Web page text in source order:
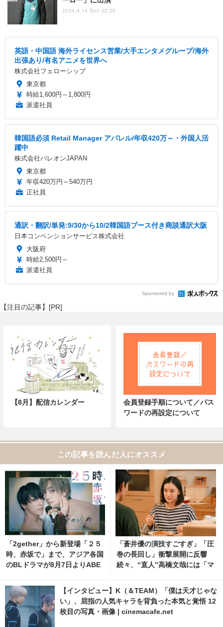
2024.4.14 Sun 22:20
英語・中国語 海外ライセンス営業/大手エンタメグループ/海外
出張あり/有名アニメを世界へ
株式会社フェローシップ
東京都
時給1,600円～1,800円
派遣社員
韓国語必須 Retail Manager アパレル/年収420万～・外国人活
躍中
株式会社バレオンJAPAN
東京都
年収420万円～540万円
正社員
通訳・翻訳/単発:9/30から10/2韓国語ブース付き商談通訳大阪
日本コンベンションサービス株式会社
大阪府
時給2,500円～
派遣社員
Sponsored by
【注目の記事】[PR]
【8月】配信カレンダー
会員登録手順について／パス
ワードの再設定について
この記事を読んだ人にオススメ
「2gether」から新登場「２５
時、赤坂で」まで、アジア各国
のBLドラマが8月7日よりABE
「蒼井優の演技すごすぎ」「圧
巻の長回し」衝撃展開に反響
続々、“直人”高橋文哉には「マ
ャツが乾くまで」5話
【インタビュー】K（＆TEAM）「僕は天才じゃな
い」、屈指の人気キャラを背負った本気と覚悟 12
枚目の写真・画像 | cinemacafe.net